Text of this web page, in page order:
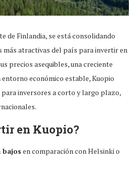
de Finlandia, se está consolidando
más atractivas del país para invertir en
precios asequibles, una creciente
entorno económico estable, Kuopio
inversores a corto y largo plazo,
en Kuopio?
bajos en comparación con Helsinki o